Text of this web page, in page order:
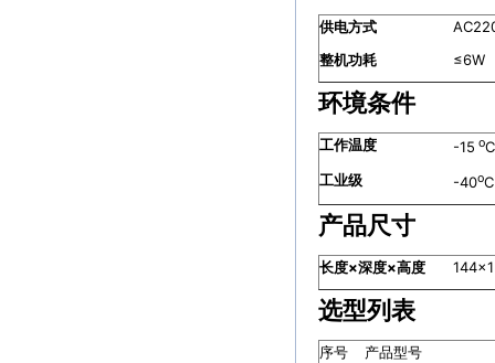
供电方式
整机功耗
≤6W
环境条件
工作温度 -15 o
工业级
-40o
产品尺寸
长度×深度×高度
选型列表
序号
产品型号